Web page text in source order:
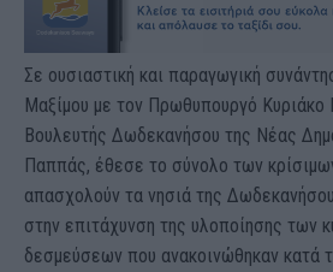
Σε ουσιαστική και παραγωγική
Μαξίμου με τον Πρωθυπουργό Κυριάκο
Βουλευτής Δωδεκανήσου της Νέας
Παππάς, έθεσε το σύνολο των
απασχολούν τα νησιά της
στην επιτάχυνση της υλοποίησης των
δεσμεύσεων που ανακοινώθηκαν κατά